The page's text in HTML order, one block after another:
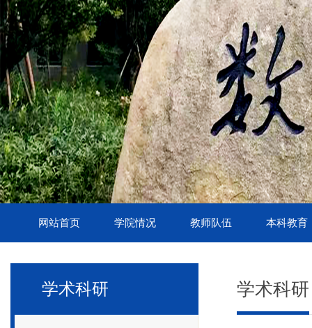
网站首页 学院情况 教师队伍 本科教育
学术科研 学术科研